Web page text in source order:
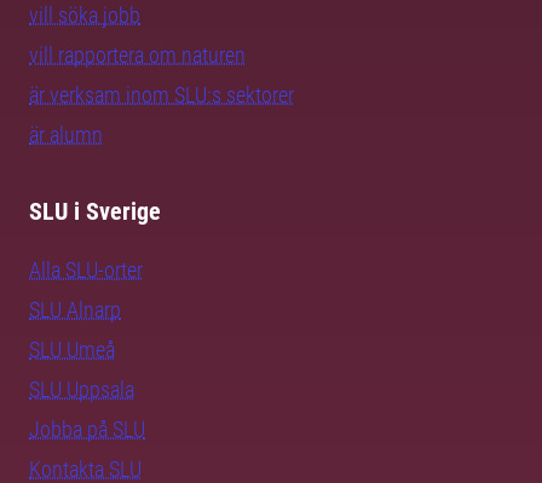
vill söka jobb
vill rapportera om naturen
är verksam inom SLU:s sektorer
är alumn
SLU i Sverige
Alla SLU-orter
SLU Alnarp
SLU Umeå
SLU Uppsala
Jobba på SLU
Kontakta SLU